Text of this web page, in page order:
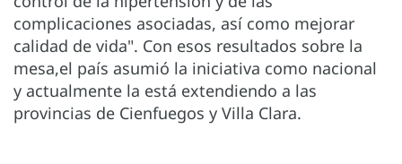
complicaciones asociadas, así como mejorar
calidad de vida". Con esos resultados sobre la
mesa,el país asumió la iniciativa como nacional
y actualmente la está extendiendo a las
provincias de Cienfuegos y Villa Clara.